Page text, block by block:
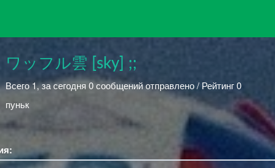
ワッフル雲 [sky] ;;
Всего 1, за сегодня 0 сообщений отправлено / Рейтинг 0
пуньк